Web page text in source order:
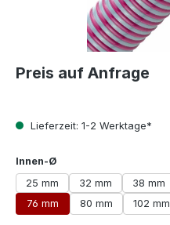
Preis auf Anfrage
Lieferzeit: 1-2 Werktage*
Innen-Ø
25 mm
32 mm 38 mm
76 mm
80 mm 102 mm